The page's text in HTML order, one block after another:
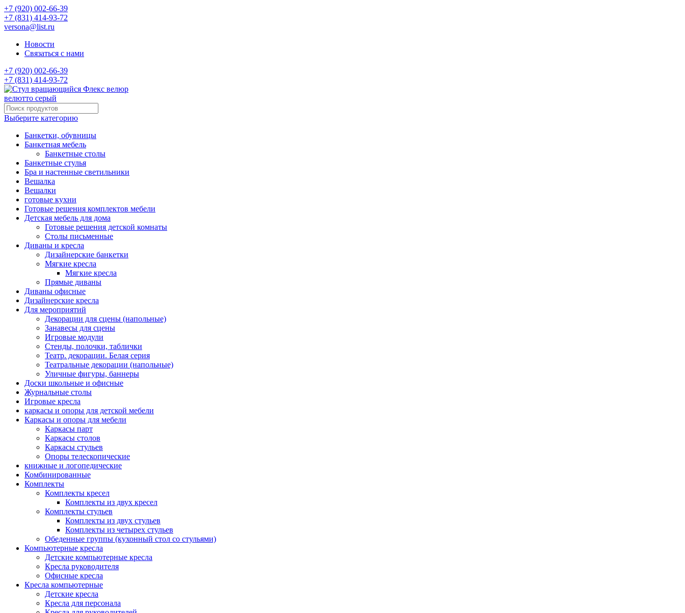
+7 (920) 002-66-39
+7 (831) 414-93-72
versona@list.ru
Новости
Связаться с нами
+7 (920) 002-66-39
+7 (831) 414-93-72
Выберите категорию
Банкетки, обувницы
Банкетная мебель
Банкетные столы
Банкетные стулья
Бра и настенные светильники
Вешалка
Вешалки
готовые кухни
Готовые решения комплектов мебели
Детская мебель для дома
Готовые решения детской комнаты
Столы письменные
Диваны и кресла
Дизайнерские банкетки
Мягкие кресла
Мягкие кресла
Прямые диваны
Диваны офисные
Дизайнерские кресла
Для мероприятий
Декорации для сцены (напольные)
Занавесы для сцены
Игровые модули
Стенды, полочки, таблички
Театр. декорации. Белая серия
Театральные декорации (напольные)
Уличные фигуры, баннеры
Доски школьные и офисные
Журнальные столы
Игровые кресла
каркасы и опоры для детской мебели
Каркасы и опоры для мебели
Каркасы парт
Каркасы столов
Каркасы стульев
Опоры телескопические
книжные и логопедические
Комбинированные
Комплекты
Комплекты кресел
Комплекты из двух кресел
Комплекты стульев
Комплекты из двух стульев
Комплекты из четырех стульев
Обеденные группы (кухонный стол со стульями)
Компьютерные кресла
Детские компьютерные кресла
Кресла руководителя
Офисные кресла
Кресла компьютерные
Детские кресла
Кресла для персонала